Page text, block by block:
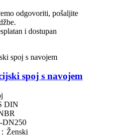
odgovoriti, pošaljite
i dostupan
spoj s navojem
DIN
DN250
Ženski